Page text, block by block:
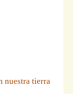
nuestra tierra